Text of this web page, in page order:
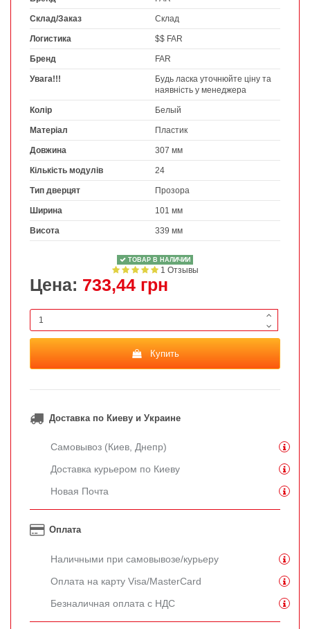
Склад/Заказ Склад
Логистика $$ FAR
Бренд FAR
Увага!!!
Будь ласка уточнюйте ціну та
наявність у менеджера
Колір Белый
Матеріал Пластик
Довжина 307 мм
Кількість модулів 24
Тип дверцят Прозора
Ширина 101 мм
Висота 339 мм
ТОВАР В НАЛИЧИИ
1 Отзывы
Цена: 733,44 грн
Купить
Доставка по Киеву и Украине
Самовывоз (Киев, Днепр)
Доставка курьером по Киеву
Новая Почта
Оплата
Наличными при самовывозе/курьеру
Оплата на карту Visa/MasterCard
Безналичная оплата с НДС